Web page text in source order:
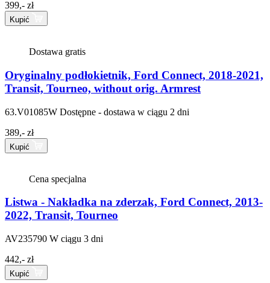
399,- zł
Kupić
Dostawa gratis
Oryginalny podłokietnik, Ford Connect, 2018-2021,
Transit, Tourneo, without orig. Armrest
63.V01085W Dostępne - dostawa w ciągu 2 dni
389,- zł
Kupić
Cena specjalna
Listwa - Nakładka na zderzak, Ford Connect, 2013-
2022, Transit, Tourneo
AV235790 W ciągu 3 dni
442,- zł
Kupić